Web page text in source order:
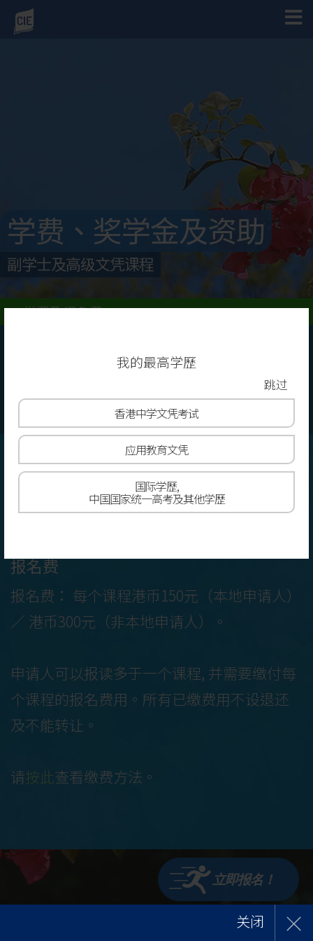
我的最高学歷
跳过
香港中学文凭考试
应用教育文凭
国际学歷,
中国国家统一高考及其他学歷
×
学费、奖学金及资助
副学士及高级文凭课程
学费及报名费
学费及报名费
学费 (2026至2027年度)
报名费
报名费： 每个课程港币150元（本地申请人）
／ 港币300元（非本地申请人）。
申请人可以报读多于一个课程, 并需要缴付每
个课程的报名费用。所有已缴费用不设退还
及不能转让。
请按此查看缴费方法。
立即报名！